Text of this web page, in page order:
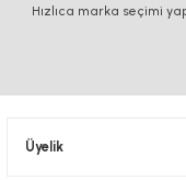
Görüş ve önerileriniz
Hızlıca marka seçimi
Üyelik